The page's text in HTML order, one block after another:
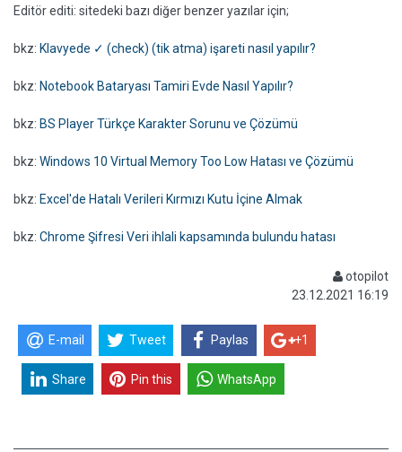
Editör editi: sitedeki bazı diğer benzer yazılar için;
bkz: Klavyede ✓ (check) (tik atma) işareti nasıl yapılır?
bkz: Notebook Bataryası Tamiri Evde Nasıl Yapılır?
bkz: BS Player Türkçe Karakter Sorunu ve Çözümü
bkz: Windows 10 Virtual Memory Too Low Hatası ve Çözümü
bkz: Excel'de Hatalı Verileri Kırmızı Kutu İçine Almak
bkz: Chrome Şifresi Veri ihlali kapsamında bulundu hatası
otopilot
23.12.2021 16:19
E-mail Tweet Paylas +1
Share Pin this WhatsApp